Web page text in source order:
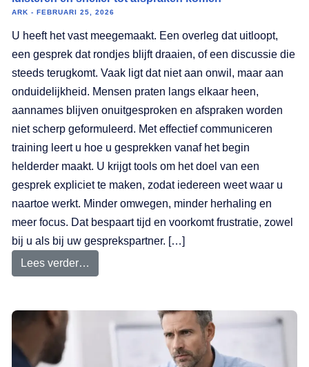
ARK FEBRUARI 25, 2026
U heeft het vast meegemaakt. Een overleg dat uitloopt,
een gesprek dat rondjes blijft draaien, of een discussie die
steeds terugkomt. Vaak ligt dat niet aan onwil, maar aan
onduidelijkheid. Mensen praten langs elkaar heen,
aannames blijven onuitgesproken en afspraken worden
niet scherp geformuleerd. Met effectief communiceren
training leert u hoe u gesprekken vanaf het begin
helderder maakt. U krijgt tools om het doel van een
gesprek expliciet te maken, zodat iedereen weet waar u
naartoe werkt. Minder omwegen, minder herhaling en
meer focus. Dat bespaart tijd en voorkomt frustratie, zowel
bij u als bij uw gesprekspartner. […]
Lees verder…